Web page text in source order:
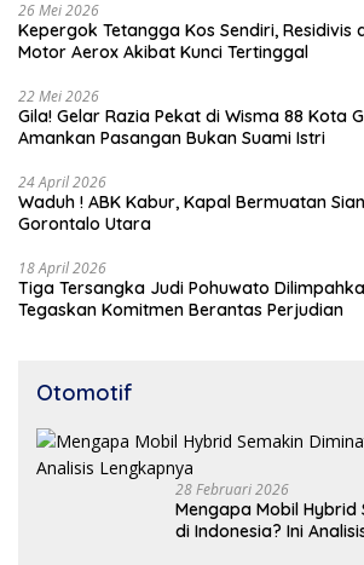
26 Mei 2026
Kepergok Tetangga Kos Sendiri, Residivis
Motor Aerox Akibat Kunci Tertinggal
22 Mei 2026
Gila! Gelar Razia Pekat di Wisma 88 Kota
Amankan Pasangan Bukan Suami Istri
24 April 2026
Waduh ! ABK Kabur, Kapal Bermuatan
Gorontalo Utara
18 April 2026
Tiga Tersangka Judi Pohuwato
Tegaskan Komitmen Berantas Perjudian
Otomotif
28 Februari 2026
Mengapa Mobil Hybrid
di Indonesia? Ini